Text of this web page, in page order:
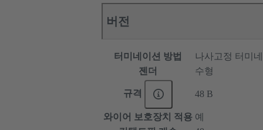
버전
터미네이션 방법
나사고정 터미
젠더
수형
규격 48 B
와이어 보호장치 적용 예